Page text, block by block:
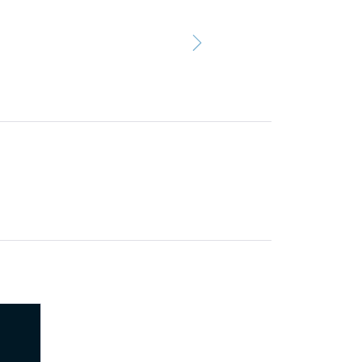
son una nueva generación de evaporadores
para matraces de evaporación de hasta 5L,
condensación
panel y caja de control